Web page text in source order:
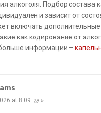
алкоголя. Подбор состава
и зависит от
включать
как кодирование от
информации –
at 8:09 ညနေ